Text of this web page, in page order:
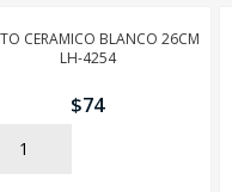
CERAMICO BLANCO 26CM
LH-4254
$74